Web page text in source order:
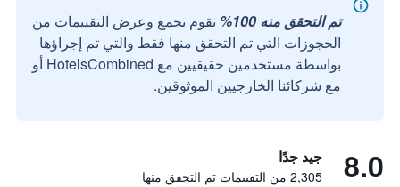
تم التحقق منه 100%
نقوم بجمع وعرض التقييمات من
الحجوزات التي تم التحقق منها فقط والتي تم إجراؤها
بواسطة مستخدمين حقيقيين مع HotelsCombined أو
مع شركائنا الخارجيين الموثوقين.
8.0 جيد جدًا
2,305 من التقييمات تم التحقق منها